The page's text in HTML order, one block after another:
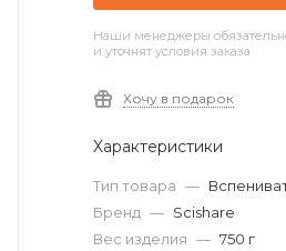
Наши менеджеры
и уточнят условия заказа
Хочу в подарок
Характеристики
Тип товара —
Бренд — Scishare
Вес изделия — 750 г